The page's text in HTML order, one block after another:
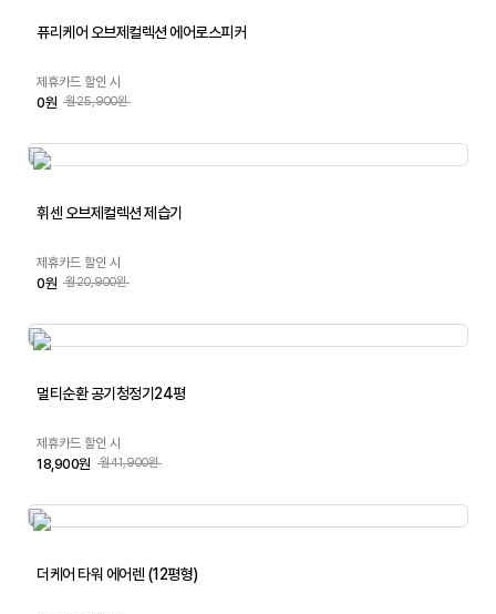
퓨리케어 오브제컬렉션 에어로스피커
제휴카드 할인 시
0원 월25,900원
휘센 오브제컬렉션 제습기
제휴카드 할인 시
0원 월20,900원
멀티순환 공기청정기24평
제휴카드 할인 시
18,900원 월41,900원
더케어 타워 에어렌 (12평형)